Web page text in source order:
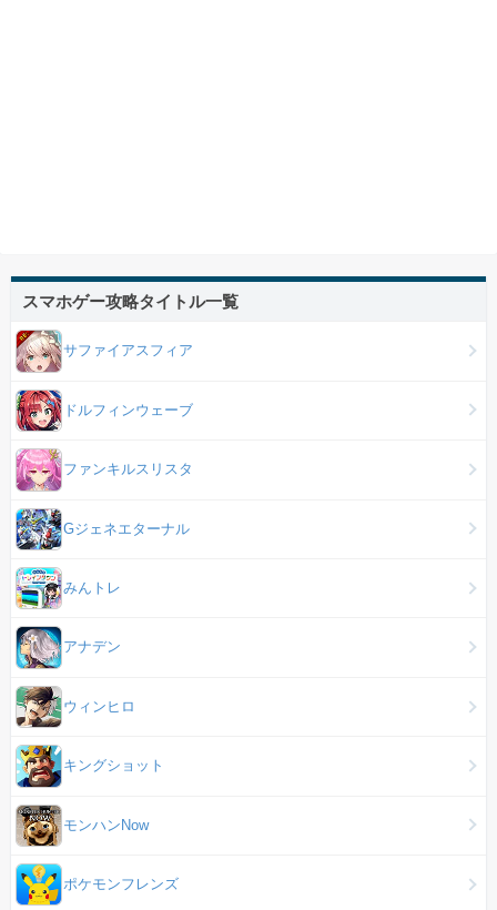
スマホゲー攻略タイトル一覧
サファイアスフィア
ドルフィンウェーブ
ファンキルスリスタ
Gジェネエターナル
みんトレ
アナデン
ウィンヒロ
キングショット
モンハンNow
ポケモンフレンズ